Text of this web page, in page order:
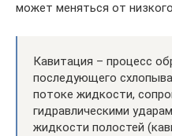
может меняться от
Кавитация – процесс
последующего
потоке жидкости,
гидравлическими
жидкости полостей